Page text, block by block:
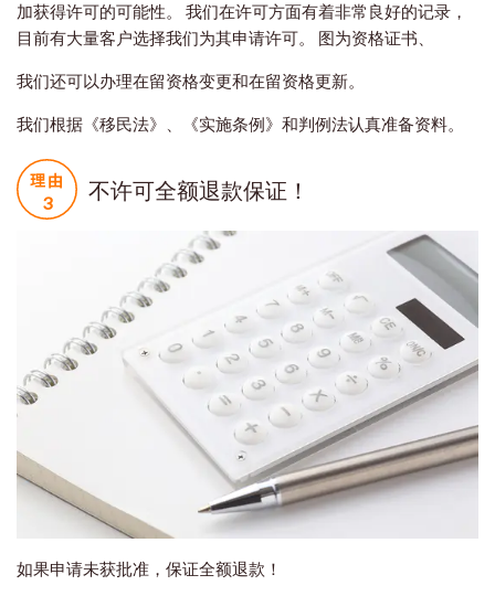
加获得许可的可能性。 我们在许可方面有着非常良好的记录，
目前有大量客户选择我们为其申请许可。 图为资格证书、
我们还可以办理在留资格变更和在留资格更新。
我们根据《移民法》、《实施条例》和判例法认真准备资料。
不许可全额退款保证！
如果申请未获批准，保证全额退款！